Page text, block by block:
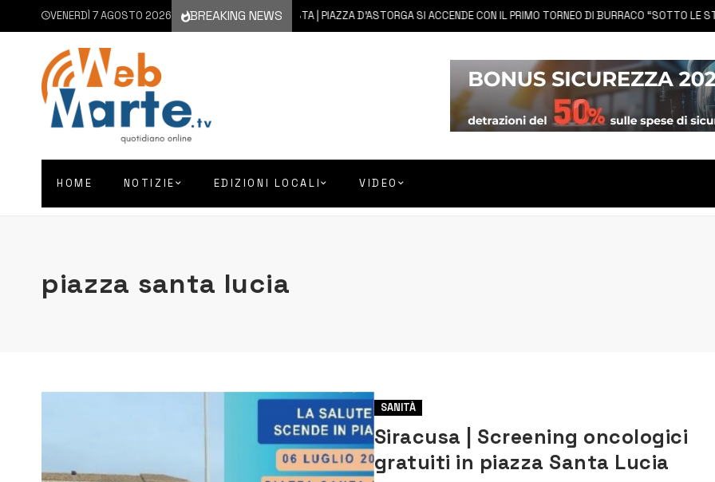
VENERDÌ 7 AGOSTO 2026 BREAKING NEWS
7 AGOSTO 2026 AUGUSTA | PIAZZA D’ASTORGA SI ACCENDE CON IL PRIMO TORNEO DI BURRACO “SOTTO LE STELLE”
HOME NOTIZIE EDIZIONI LOCALI VIDEO
piazza santa lucia
SANITÀ
Siracusa | Screening oncologici
gratuiti in piazza Santa Lucia